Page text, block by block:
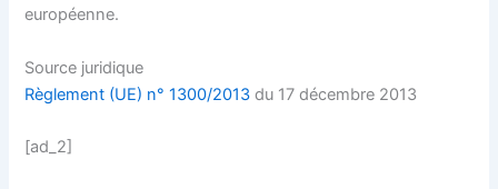
européenne.
Source juridique
Règlement (UE) n° 1300/2013 du 17 décembre 2013
[ad_2]